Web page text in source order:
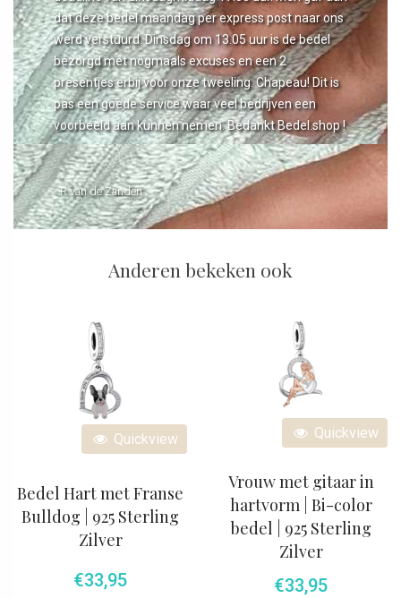
dat deze bedel maandag per express post naar ons
werd verstuurd. Dinsdag om 13.05 uur is de bedel
bezorgd met nogmaals excuses en een 2
presentjes erbij voor onze tweeling. Chapeau! Dit is
pas een goede service waar veel bedrijven een
voorbeeld aan kunnen nemen. Bedankt Bedel.shop !
- R van de Zanden
Anderen bekeken ook
Quickview
Bedel Hart met Franse
Bulldog | 925 Sterling
Zilver
€33,95
Quickview
Vrouw met gitaar in
hartvorm | Bi-color
bedel | 925 Sterling
Zilver
€33,95